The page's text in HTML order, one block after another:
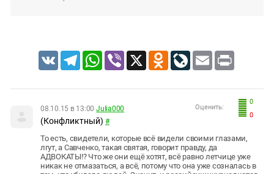
VK TelegramWhatsApp
Viber X Odnoklassniki
LiveJournal
Email Print
0
0
Оценить:
08.10.15 в 13:00 Julia000
(Конфликтный) #
То есть, свидетели, которые всё видели своими глазами,
лгут, а Савченко, такая святая, говорит правду, да
АДВОКАТЫ!? Что же они ещё хотят, всё равно летчице уже
никак не отмазаться, а всё, потому что она уже созналась в